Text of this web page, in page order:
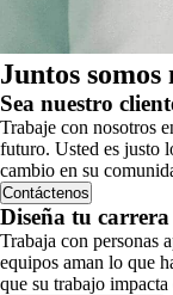
Juntos somos
Sea nuestro
Trabaje con nosotros
futuro. Usted es justo
cambio en su
Contáctenos
Diseña tu carrera
Trabaja con personas
equipos aman lo que
que su trabajo